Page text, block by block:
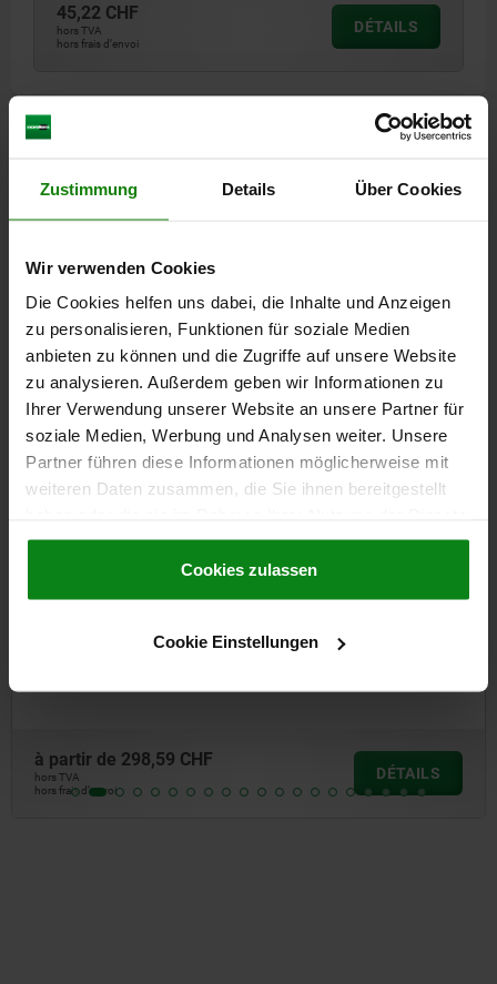
Zustimmung Details Über Cookies
Wir verwenden Cookies
Die Cookies helfen uns dabei, die Inhalte und Anzeigen
zu personalisieren, Funktionen für soziale Medien
anbieten zu können und die Zugriffe auf unsere Website
zu analysieren. Außerdem geben wir Informationen zu
Ihrer Verwendung unserer Website an unsere Partner für
soziale Medien, Werbung und Analysen weiter. Unsere
Partner führen diese Informationen möglicherweise mit
weiteren Daten zusammen, die Sie ihnen bereitgestellt
gesammelt haben.Cookie Richtlinien
Datenschutz|AGB
Cookies zulassen
Cookie Einstellungen
45,22 CHF
hors TVA
hors frais d’envoi
DÉTAILS
DÉTAILS
CAO
TÉLÉCHARGEMENTS
D'autres clients ont
également acheté
DÉTAILS
04390
Ensemble de bridage pivotant
à partir de102,55 CHF
hors frais d’envoi